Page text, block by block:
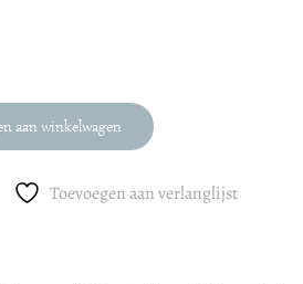
aan winkelwagen
Toevoegen aan verlanglijst